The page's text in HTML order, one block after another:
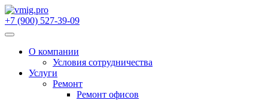
Перейти
к
содержимому
+7 (900) 527-39-09
О компании
Условия сотрудничества
Услуги
Ремонт
Ремонт офисов